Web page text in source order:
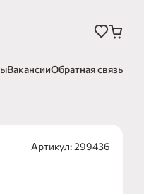
ВакансииОбратная связь
Артикул: 299436